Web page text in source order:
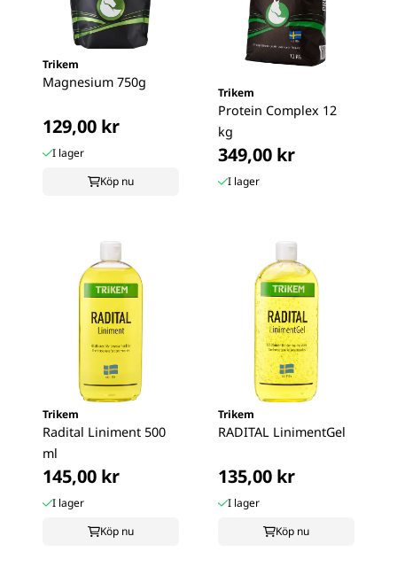
Trikem
Magnesium 750g
129,00 kr
I lager
Köp nu
Trikem
Protein Complex 12
kg
349,00 kr
I lager
Trikem
Radital Liniment 500
ml
145,00 kr
I lager
Köp nu
Trikem
RADITAL LinimentGel
135,00 kr
I lager
Köp nu